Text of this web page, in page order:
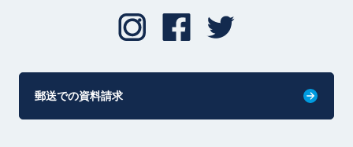
郵送での資料請求